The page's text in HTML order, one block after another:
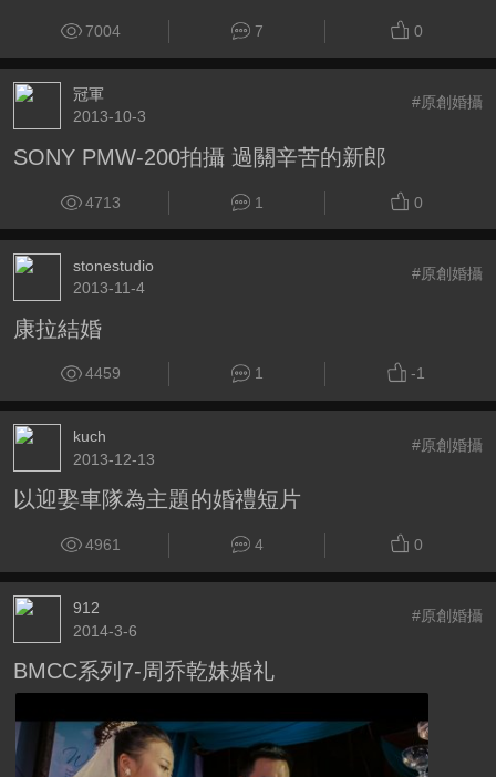
7004 7 0
冠軍
2013-10-3
#原創婚攝
SONY PMW-200拍攝 過關辛苦的新郎
4713 1 0
stonestudio
2013-11-4
#原創婚攝
康拉結婚
4459 1 -1
kuch
2013-12-13
#原創婚攝
以迎娶車隊為主題的婚禮短片
4961 4 0
912
2014-3-6
#原創婚攝
BMCC系列7-周乔乾妹婚礼